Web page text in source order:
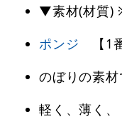
▼素材(材質)
ポンジ 【1
のぼりの素材
軽く、薄く、